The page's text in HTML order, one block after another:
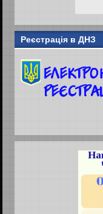
Реєстрація в ДНЗ